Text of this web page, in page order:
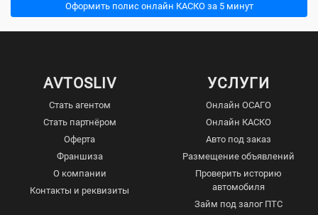
Оформить полис онлайн КАСКО за 5 минут
AVTOSLIV
Стать агентом
Стать партнёром
Оферта
Франшиза
О компании
Контакты и реквизиты
УСЛУГИ
Онлайн ОСАГО
Онлайн КАСКО
Авто под заказ
Размещение объявлений
Проверить историю
автомобиля
Займ под залог ПТС